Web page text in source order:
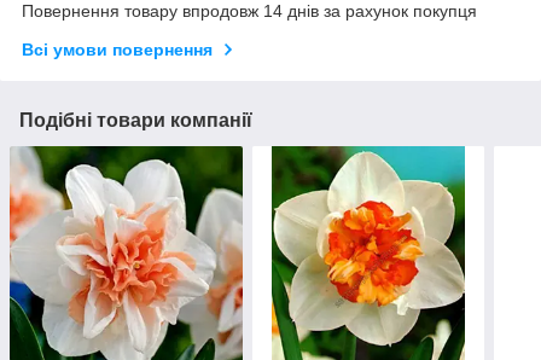
Повернення товару впродовж 14 днів за рахунок покупця
Всі умови повернення
Подібні товари компанії